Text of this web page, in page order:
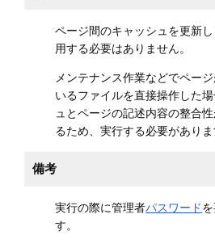
ページ間のキャッシュを更新
用する必要はありません。
メンテナンス作業などでペー
いるファイルを直接操作した
ュとページの記述内容の整合
るため、実行する必要がありま
備考
実行の際に管理者パスワード
す。